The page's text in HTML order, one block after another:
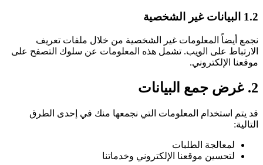
1.2 البيانات غير الشخصية
نجمع أيضاً المعلومات غير الشخصية من خلال ملفات تعريف
الارتباط على الويب. تشمل هذه المعلومات عن سلوك التصفح على
موقعنا الإلكتروني.
2. غرض جمع البيانات
قد يتم استخدام المعلومات التي نجمعها منك في إحدى الطرق
التالية:
لمعالجة الطلبات
لتحسين موقعنا الإلكتروني وخدماتنا